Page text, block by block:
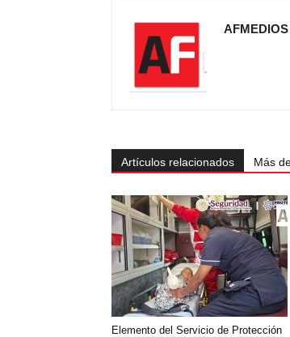
Artículos relacionados Más
Elemento del Servicio de Protección